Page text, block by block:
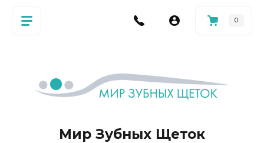
0
Мир Зубных Щеток